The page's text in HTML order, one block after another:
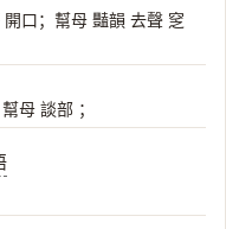
口；幫母 豔韻 去聲 窆
母 談部 ；